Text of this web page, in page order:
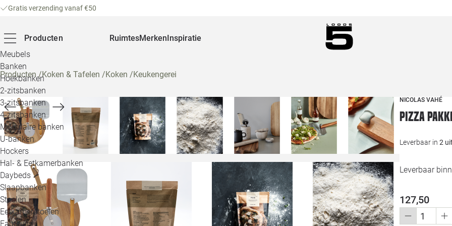
Gratis verzending vanaf €50
Producten
Meubels
Banken
Hoekbanken
2-zitsbanken
3-zitsbanken
4-zitsbanken
Modulaire banken
U-banken
Hockers
Hal- & Eetkamerbanken
Daybeds
Slaapbanken
Stoelen
Eetkamerstoelen
Fauteuils
RuimtesMerkenInspiratie
Producten/Koken & Tafelen /Koken /Keukengerei
NICOLAS VAHÉ
Pizza
Leverbaar in 2
Leverbaar
127,50